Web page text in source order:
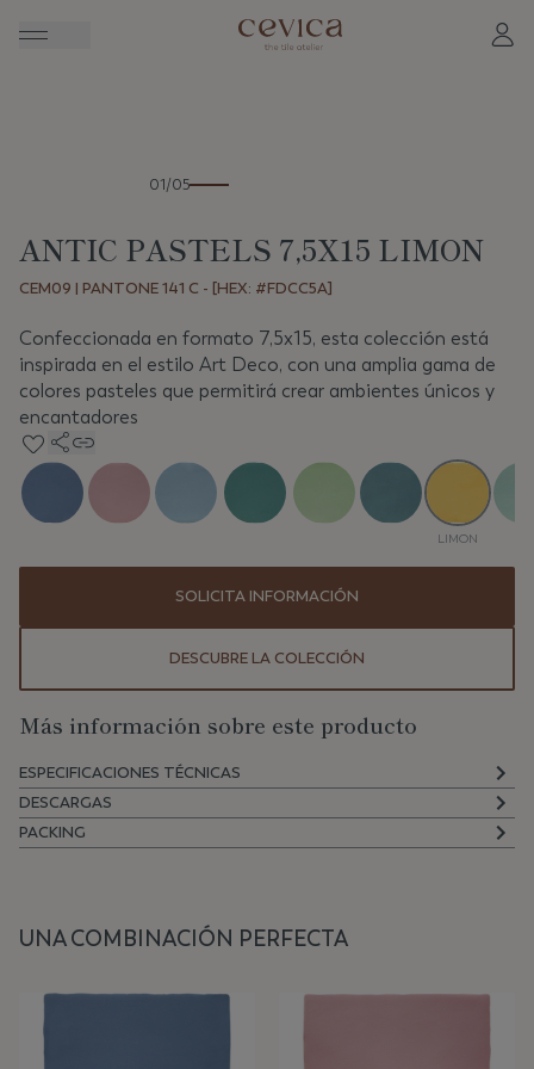
01/05
ANTIC PASTELS 7,5X15 LIMON
CEM09 | PANTONE 141 C - [HEX: #FDCC5A]
Confeccionada en formato 7,5x15, esta colección está
inspirada en el estilo Art Deco, con una amplia gama de
colores pasteles que permitirá crear ambientes únicos y
encantadores
LIMON
SOLICITA INFORMACIÓN
DESCUBRE LA COLECCIÓN
Más información sobre este producto
ESPECIFICACIONES TÉCNICAS
DESCARGAS
PACKING
UNA COMBINACIÓN PERFECTA